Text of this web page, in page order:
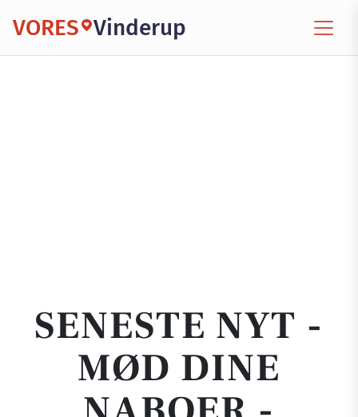
VORES Vinderup
SENESTE NYT -
MØD DINE